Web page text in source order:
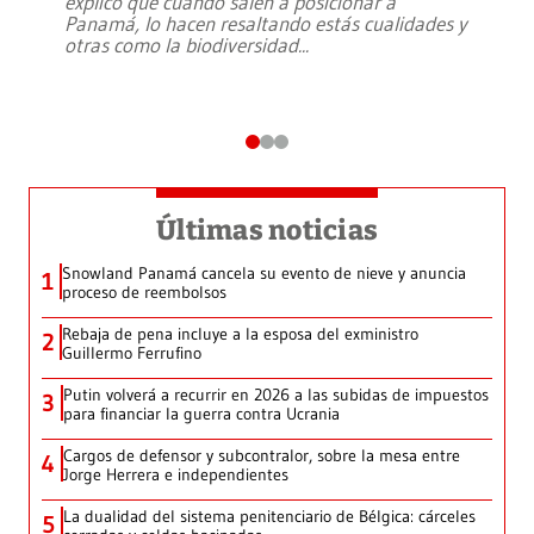
Panamá, lo hacen resaltando estás cualidades y
otras como la biodiversidad...
Últimas noticias
1 Snowland Panamá cancela su evento de nieve y anuncia
proceso de reembolsos
2 Rebaja de pena incluye a la esposa del exministro
Guillermo Ferrufino
3 Putin volverá a recurrir en 2026 a las subidas de impuestos
para financiar la guerra contra Ucrania
4 Cargos de defensor y subcontralor, sobre la mesa entre
Jorge Herrera e independientes
5 La dualidad del sistema penitenciario de Bélgica: cárceles